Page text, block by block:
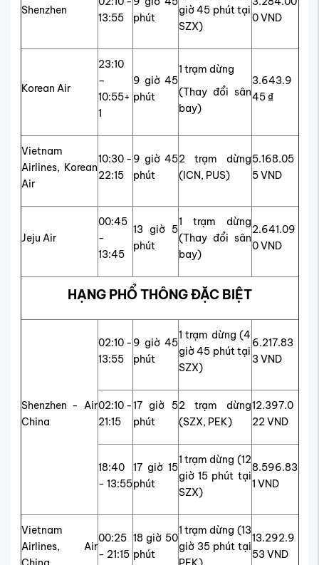
Shenzhen
13:55
phút
giờ 45 phút tại
SZX)
0 VND
Korean Air
23:10
–
10:55+
1
9 giờ 45
phút
1 trạm dừng
(Thay đổi sân
bay)
3.643.9
45 ₫
Vietnam
Airlines, Korean
Air
10:30 -
22:15
9 giờ 45
phút
2 trạm dừng
(ICN, PUS)
5.168.05
5 VND
Jeju Air
00:45
-
13:45
13 giờ 5
phút
1 trạm dừng
(Thay đổi sân
bay)
2.641.09
0 VND
HẠNG PHỔ THÔNG ĐẶC BIỆT
Shenzhen - Air
China
02:10 -
13:55
9 giờ 45
phút
1 trạm dừng (4
giờ 45 phút tại
SZX)
6.217.83
3 VND
02:10 -
21:15
17 giờ 5
phút
2 trạm dừng
(SZX, PEK)
12.397.0
22 VND
18:40
- 13:55
17 giờ 15
phút
1 trạm dừng (12
giờ 15 phút tại
SZX)
8.596.83
1 VND
Vietnam
Airlines, Air
00:25
- 21:15
18 giờ 50
phút
1 trạm dừng (13
giờ 35 phút tại
13.292.9
53 VND